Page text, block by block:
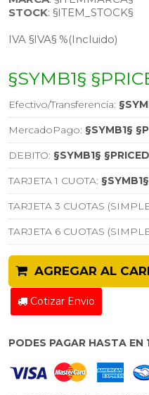
STOCK: §ITEM_STOCK§
IVA §IVA§ %(Incluido)
§SYMB1§
Efectivo/Transferencia:
MercadoPago: §SYMB1§
DEBITO: §SYMB1§
TARJETA 1 CUOTA:
TARJETA 3 CUOTAS
TARJETA 6 CUOTAS
AGREGAR AL
Cotizar Envio
PODES PAGAR HASTA EN